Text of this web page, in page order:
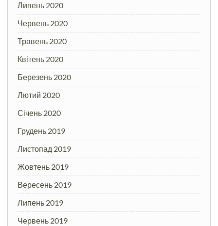
Липень 2020
Червень 2020
Травень 2020
Квітень 2020
Березень 2020
Лютий 2020
Січень 2020
Грудень 2019
Листопад 2019
Жовтень 2019
Вересень 2019
Липень 2019
Червень 2019